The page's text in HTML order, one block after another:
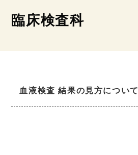
臨床検査科
血液検査 結果の見方について